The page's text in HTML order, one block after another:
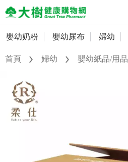
嬰幼奶粉
婦幼
保健／營養品
奶瓶奶嘴
會員資料及密碼修改
訂單查詢
收藏清單
嬰幼奶粉 嬰幼尿布 婦幼
首頁 婦幼 嬰幼紙品/用品